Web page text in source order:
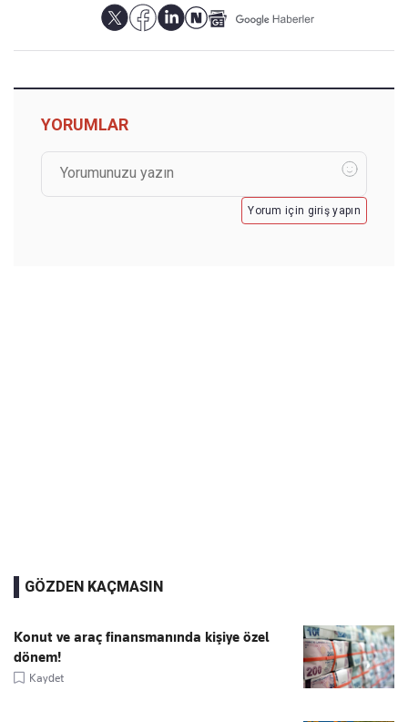
YORUMLAR
Yorum için giriş yapın
GÖZDEN KAÇMASIN
Konut ve araç finansmanında kişiye özel
dönem!
Kaydet